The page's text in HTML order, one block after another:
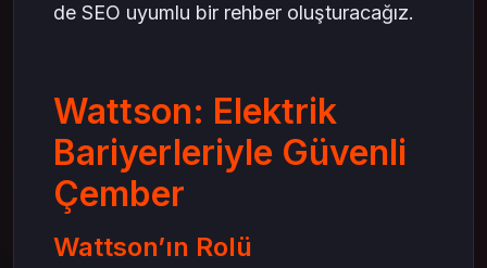
de SEO uyumlu bir rehber oluşturacağız.
Wattson: Elektrik
Bariyerleriyle Güvenli
Çember
Wattson’ın Rolü